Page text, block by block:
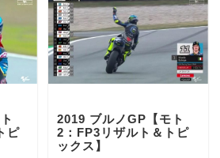
ピ
2019 ブルノGP【モト
2：FP3リザルト＆トピ
ックス】